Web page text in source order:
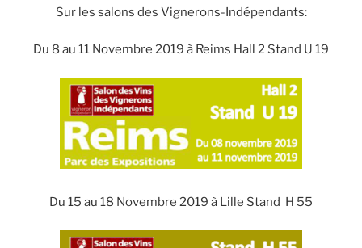
Sur les salons des Vignerons-Indépendants:
Du 8 au 11 Novembre 2019 à Reims Hall 2 Stand U 19
Du 15 au 18 Novembre 2019 à Lille Stand H 55